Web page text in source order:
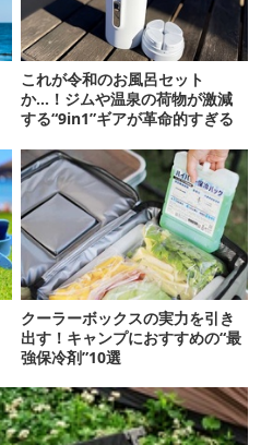
これが令和のお風呂セット
か…！ジムや温泉の荷物が激減
する“9in1”ギアが革命的すぎる
クーラーボックスの実力を引き
出す！キャンプにおすすめの“最
強保冷剤”10選